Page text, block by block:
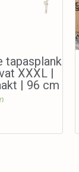
tapasplank
XXXL |
| 96 cm